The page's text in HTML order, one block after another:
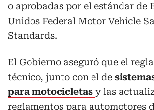
o aprobadas por el estándar de
Unidos Federal Motor Vehicle
Standards.
El Gobierno aseguró que el
técnico, junto con el de
para motocicletas y las
reglamentos para automotores